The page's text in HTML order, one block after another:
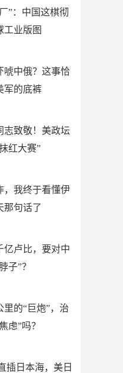
”：中国这棋彻
工业版图
唬中俄？这事恰
军的底裤
志致敬！美政坛
红大赛”
，我终于看懂伊
那句话了
亿卢比，要对中
子”？
里的“巨炮”，治
虑”吗？
插日本海，美日